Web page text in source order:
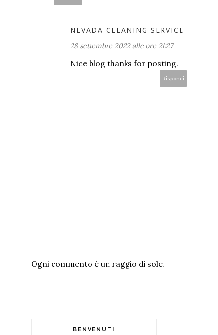
NEVADA CLEANING SERVICE
28 settembre 2022 alle ore 21:27
Nice blog thanks for posting.
Rispondi
Ogni commento è un raggio di sole.
BENVENUTI